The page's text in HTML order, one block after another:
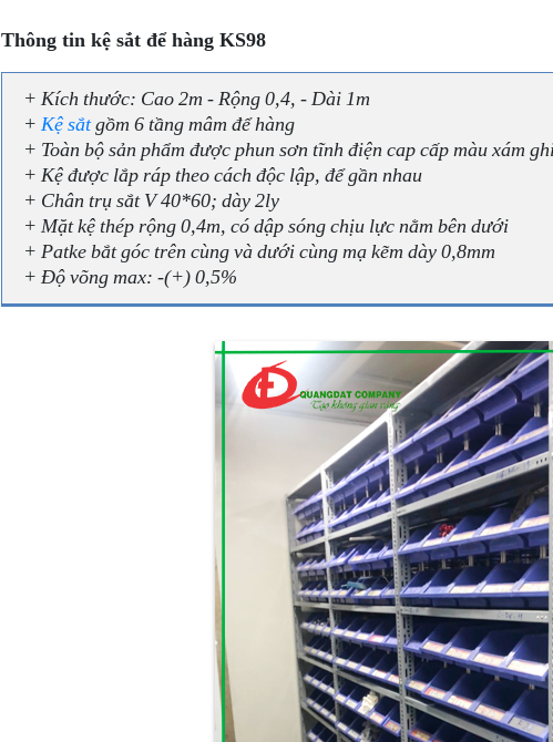
Thông tin kệ sắt để hàng KS98
+ Kích thước: Cao 2m - Rộng 0,4, - Dài 1m
+ Kệ sắtgồm 6 tầng mâm để hàng
+ Toàn bộ sản phẩm được phun sơn tĩnh điện cap cấp màu xám
+ Kệ được lắp ráp theo cách độc lập, để gần nhau
+ Chân trụ sắt V 40*60; dày 2ly
+ Mặt kệ thép rộng 0,4m, có dập sóng chịu lực nằm bên dưới
+ Patke bắt góc trên cùng và dưới cùng mạ kẽm dày 0,8mm
+Độ võng max: -(+) 0,5%